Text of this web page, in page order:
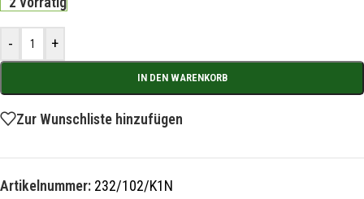
- +
IN DEN WARENKORB
Zur Wunschliste hinzufügen
Artikelnummer: 232/102/K1N